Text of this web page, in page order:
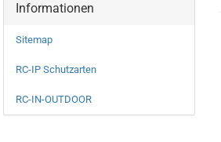
Informationen
Sitemap
RC-IP Schutzarten
RC-IN-OUTDOOR